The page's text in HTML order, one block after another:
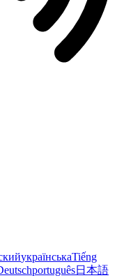
українськаTiếng
português日本語